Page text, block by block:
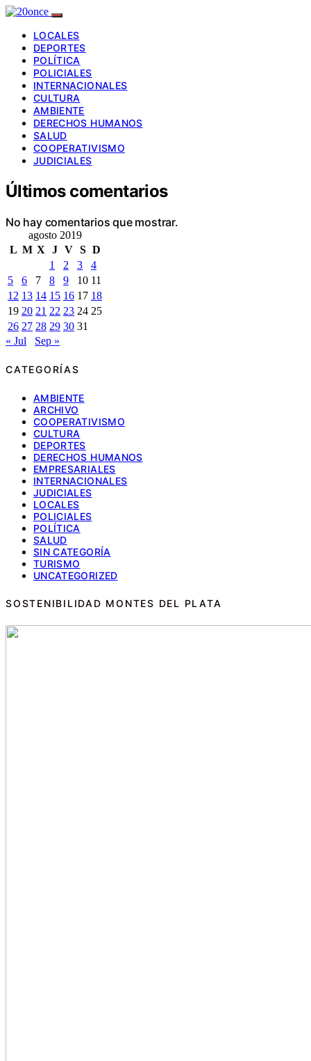
LOCALES
DEPORTES
POLÍTICA
POLICIALES
INTERNACIONALES
CULTURA
AMBIENTE
DERECHOS HUMANOS
SALUD
COOPERATIVISMO
JUDICIALES
Últimos comentarios
No hay comentarios que mostrar.
agosto 2019
L M X J V S D
1
2 3
4
5
6 7 8 9 10 11
12 13 14 15 16 17 18
19 20 21 22 23 24 25
26 27 28 29 30 31
« Jul
Sep »
CATEGORÍAS
AMBIENTE
ARCHIVO
COOPERATIVISMO
CULTURA
DEPORTES
DERECHOS HUMANOS
EMPRESARIALES
INTERNACIONALES
JUDICIALES
LOCALES
POLICIALES
POLÍTICA
SALUD
SIN CATEGORÍA
TURISMO
UNCATEGORIZED
SOSTENIBILIDAD MONTES DEL PLATA